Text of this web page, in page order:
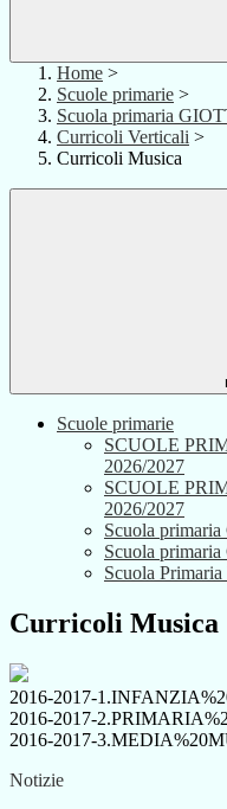
Home >
Scuole primarie >
Scuola primaria
Curricoli Verticali >
Curricoli Musica
Scuole primarie
SCUOLE
2026/2027
SCUOLE
2026/2027
Scuola
Scuola
Scuola
Curricoli Musica
2016-2017-
2016-2017-
2016-2017-
Notizie